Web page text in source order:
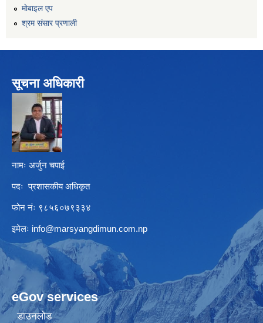
माेबाइल एप
श्रम संसार प्रणाली
सूचना अधिकारी
नामः अर्जुन चपाई
पदः प्रशासकीय अधिकृत
फोन नंः ९८५६०७९३३४
इमेलः info@marsyangdimun.com.np
eGov services
डाउनलोड